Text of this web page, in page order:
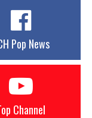
Pop News
Channel